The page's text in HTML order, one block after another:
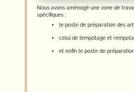
Nous avons aménagé une zone de
spécifiques :
le poste de préparation des
celui de l’empotage et
et enfin le poste de